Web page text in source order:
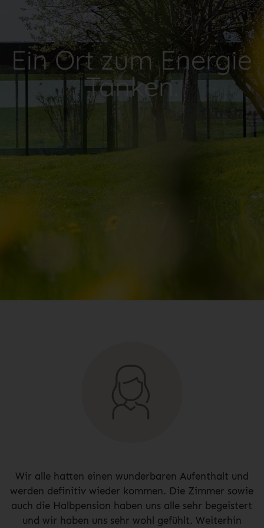
Ein Ort zum Energie
Tanken.
Wir alle hatten einen wunderbaren Aufenthalt und
werden definitiv wieder kommen. Die Zimmer sowie
auch die Halbpension haben uns alle sehr begeistert
und wir haben uns sehr wohl gefühlt. Weiterhin